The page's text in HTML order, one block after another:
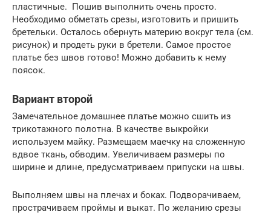
пластичные. Пошив выполнить очень просто.
Необходимо обметать срезы, изготовить и пришить
бретельки. Осталось обернуть материю вокруг тела (см.
рисунок) и продеть руки в бретели. Самое простое
платье без швов готово! Можно добавить к нему
поясок.
Вариант второй
Замечательное домашнее платье можно сшить из
трикотажного полотна. В качестве выкройки
используем майку. Размещаем маечку на сложенную
вдвое ткань, обводим. Увеличиваем размеры по
ширине и длине, предусматриваем припуски на швы.
Выполняем швы на плечах и боках. Подворачиваем,
прострачиваем проймы и выкат. По желанию срезы